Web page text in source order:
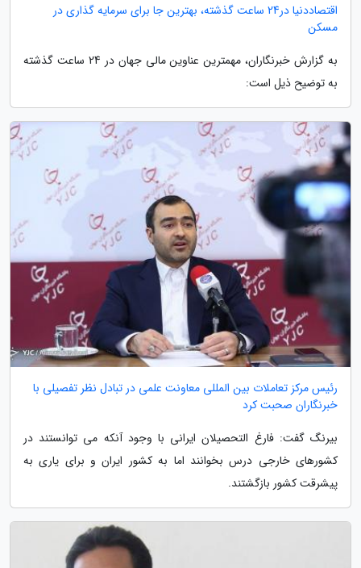
اقتصاددنیا در24 ساعت گذشته، بهترین جا برای سرمایه گذاری در
مسکن
به گزارش خبرنگاران، مهمترین عناوین مالی جهان در 24 ساعت گذشته
به توضیح ذیل است:
رئیس مرکز تعاملات بین المللی معاونت علمی در تبادل نظر تفصیلی با
خبرنگاران صحبت کرد
بیرنگ گفت: فارغ التحصیلان ایرانی با وجود آنکه می توانستند در
کشورهای خارجی درس بخوانند اما به کشور ایران و برای یاری به
پیشرقت کشور بازگشتند.